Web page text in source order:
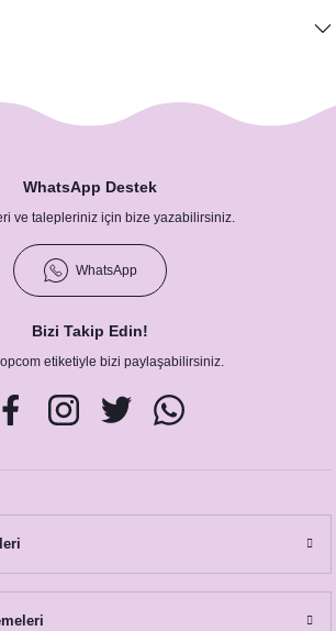
Düğün Nişan Peçetesi
TL
WhatsApp Destek
ve talepleriniz için bize yazabilirsiniz.
WhatsApp
Bizi Takip Edin!
etiketiyle bizi paylaşabilirsiniz.